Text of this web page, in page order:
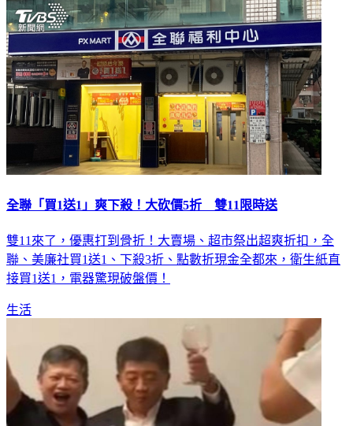
全聯「買1送1」爽下殺！大砍價5折 雙11限時送
雙11來了，優惠打到骨折！大賣場、超市祭出超爽折扣，全
聯、美廉社買1送1、下殺3折、點數折現金全都來，衛生紙直
接買1送1，電器驚現破盤價！
生活